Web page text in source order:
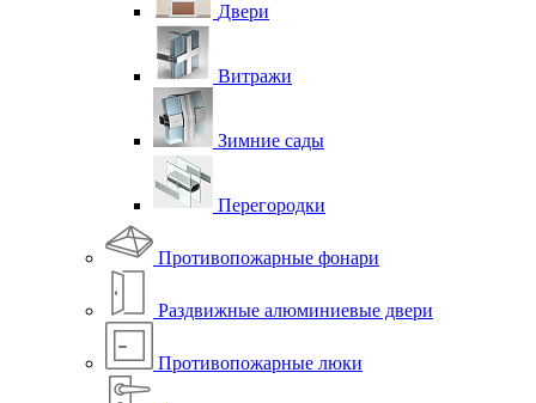
Двери
Витражи
Зимние сады
Перегородки
Противопожарные фонари
Раздвижные алюминиевые двери
Противопожарные люки